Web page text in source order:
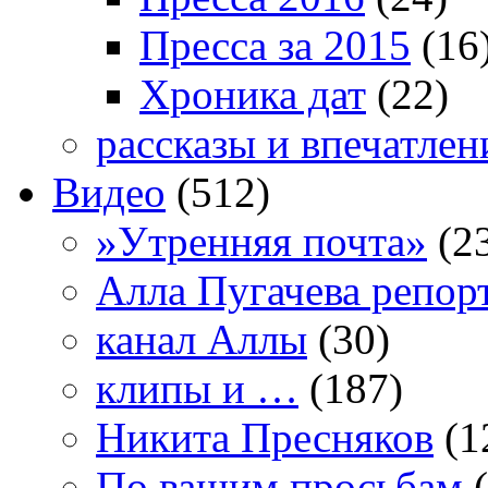
Пресса за 2015
Хроника дат (22)
рассказы и
Видео (512)
»Утренняя почта»
Алла Пугачева
канал Аллы (30)
клипы и … (187)
Никита Пресняков